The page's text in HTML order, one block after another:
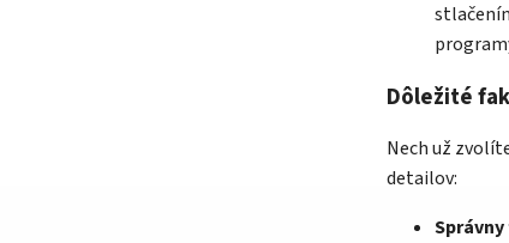
Dôležité
Nech už
detailov: